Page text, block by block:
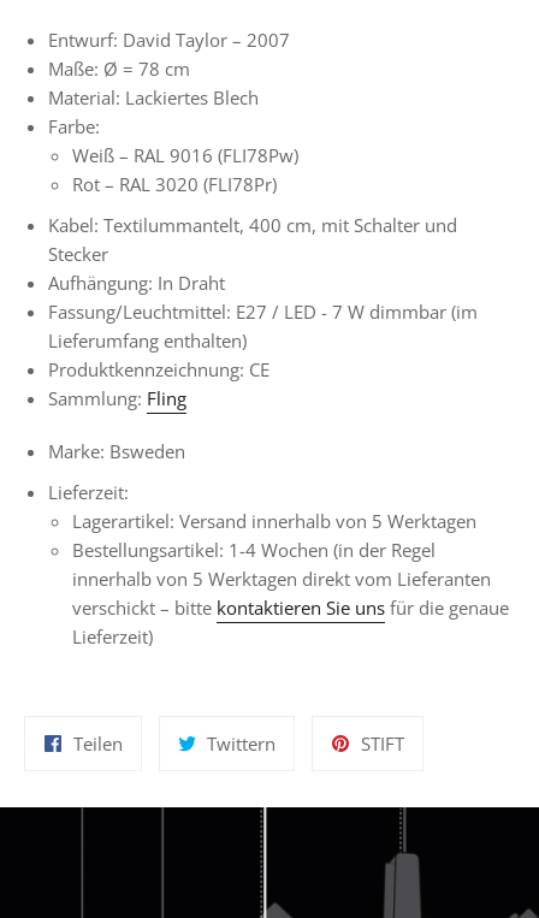
Entwurf: David Taylor – 2007
Maße: Ø = 78 cm
Material: Lackiertes Blech
Farbe:
Weiß – RAL 9016 (FLI78Pw)
Rot – RAL 3020 (FLI78Pr)
Kabel: Textilummantelt, 400 cm, mit Schalter und
Stecker
Aufhängung: In Draht
Fassung/Leuchtmittel: E27 / LED - 7 W dimmbar (im
Lieferumfang enthalten)
Produktkennzeichnung: CE
Sammlung: Fling
Marke: Bsweden
Lieferzeit:
Lagerartikel: Versand innerhalb von 5 Werktagen
Bestellungsartikel: 1-4 Wochen (in der Regel
innerhalb von 5 Werktagen direkt vom Lieferanten
verschickt – bitte kontaktieren Sie uns für die genaue
Lieferzeit)
Teilen Twittern STIFTAuf